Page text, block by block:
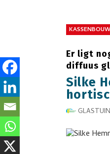
Er ligt
diffuus
Silke